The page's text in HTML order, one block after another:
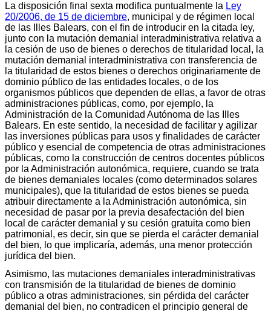
La disposición final sexta modifica puntualmente la Ley
20/2006, de 15 de diciembre, municipal y de régimen local
de las Illes Balears, con el fin de introducir en la citada ley,
junto con la mutación demanial interadministrativa relativa a
la cesión de uso de bienes o derechos de titularidad local, la
mutación demanial interadministrativa con transferencia de
la titularidad de estos bienes o derechos originariamente de
dominio público de las entidades locales, o de los
organismos públicos que dependen de ellas, a favor de otras
administraciones públicas, como, por ejemplo, la
Administración de la Comunidad Autónoma de las Illes
Balears. En este sentido, la necesidad de facilitar y agilizar
las inversiones públicas para usos y finalidades de carácter
público y esencial de competencia de otras administraciones
públicas, como la construcción de centros docentes públicos
por la Administración autonómica, requiere, cuando se trata
de bienes demaniales locales (como determinados solares
municipales), que la titularidad de estos bienes se pueda
atribuir directamente a la Administración autonómica, sin
necesidad de pasar por la previa desafectación del bien
local de carácter demanial y su cesión gratuita como bien
patrimonial, es decir, sin que se pierda el carácter demanial
del bien, lo que implicaría, además, una menor protección
jurídica del bien.
Asimismo, las mutaciones demaniales interadministrativas
con transmisión de la titularidad de bienes de dominio
público a otras administraciones, sin pérdida del carácter
demanial del bien, no contradicen el principio general de